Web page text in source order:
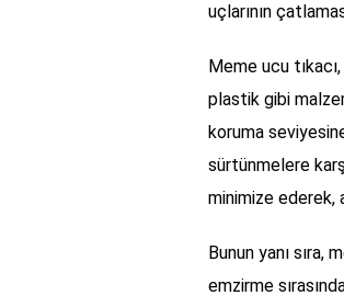
uçlarının
Meme ucu
plastik gibi
koruma
sürtünmelere
minimize ederek,
Bunun yanı sıra,
emzirme